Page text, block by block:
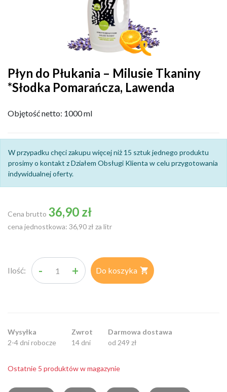
Płyn do Płukania – Milusie Tkaniny
*Słodka Pomarańcza, Lawenda
Objętość netto: 1000 ml
W przypadku chęci zakupu więcej niż 15 sztuk jednego produktu
prosimy o kontakt z Działem Obsługi Klienta w celu przygotowania
indywidualnej oferty.
Cena brutto 36,90 zł
cena jednostkowa: 36,90 zł za litr
Ilość: - + Do koszyka 
Wysyłka
2-4 dni robocze
Zwrot
14 dni
Darmowa dostawa
od 249 zł
Ostatnie 5 produktów w magazynie